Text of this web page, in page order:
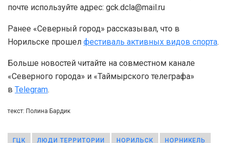
почте используйте адрес: gck.dcla@mail.ru
Ранее «Северный город» рассказывал, что в
Норильске прошел фестиваль активных видов спорта.
Больше новостей читайте на совместном канале
«Северного города» и «Таймырского телеграфа»
в Telegram.
текст: Полина Бардик
ГЦК ЛЮДИ ТЕРРИТОРИИ НОРИЛЬСК НОРНИКЕЛЬ